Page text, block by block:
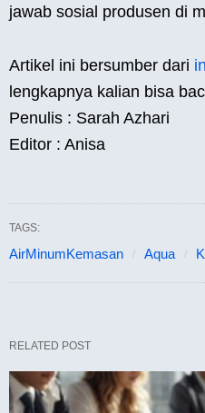
jawab sosial produsen di
Artikel ini bersumber dari
lengkapnya kalian bisa
Penulis : Sarah Azhari
Editor : Anisa
TAGS:
AirMinumKemasan Aqua
RELATED POST